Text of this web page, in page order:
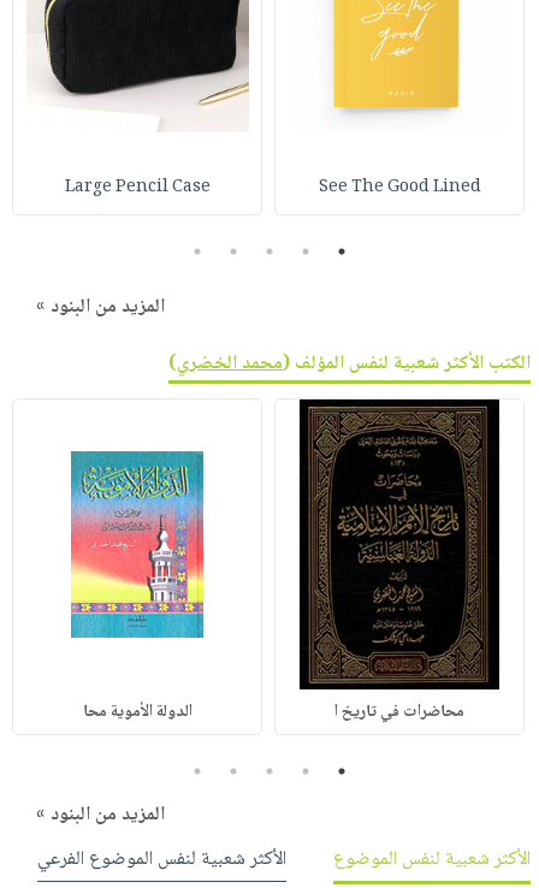
See The Good Lined
Large Pencil Case
1
2
3
4
5
المزيد من البنود »
الكتب الأكثر شعبية لنفس المؤلف (محمد الخضري)
محاضرات في تاريخ ا الدولة الأموية محا
1
2
3
4
5
المزيد من البنود »
الأكثر شعبية لنفس الموضوع
الأكثر شعبية لنفس الموضوع الفرعي